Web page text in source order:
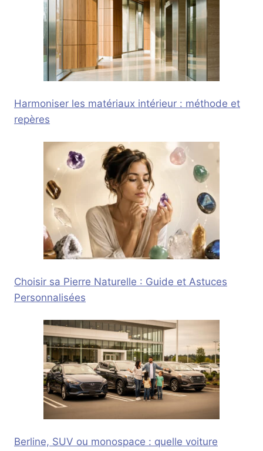
Harmoniser les matériaux intérieur : méthode et
repères
Choisir sa Pierre Naturelle : Guide et Astuces
Personnalisées
Berline, SUV ou monospace : quelle voiture